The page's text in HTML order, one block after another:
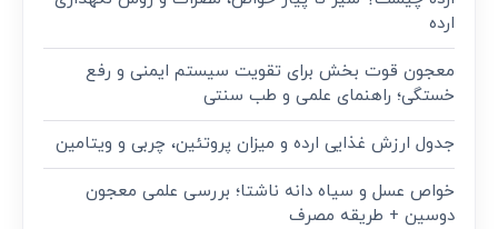
ارده
معجون قوت‌ بخش برای تقویت سیستم ایمنی و رفع
خستگی؛ راهنمای علمی و طب سنتی
جدول ارزش غذایی ارده و میزان پروتئین، چربی و ویتامین
خواص عسل و سیاه دانه ناشتا؛ بررسی علمی معجون
دوسین + طریقه مصرف